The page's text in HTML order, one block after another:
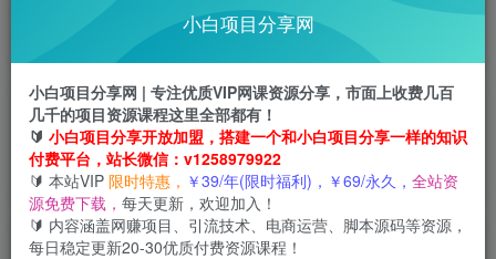
小说推文最新干货分享，AI推文进阶课，万能控图技术
会员免费 云币 3 网络项目
小白项目 928
小说推文最新干货分享，现言剧情混剪玩法实操
小白项目分享网
小白项目分享网 | 专注优质VIP网课资源分享，市面上收费几百
几千的项目资源课程这里全部都有！
🔰 小白项目分享开放加盟，搭建一个和小白项目分享一样的知识
付费平台，站长微信：v1258979922
🔰 本站VIP 限时特惠， ￥39/年(限时福利)，￥69/永久， 全站资
源免费下载， 每天更新，欢迎加入！
🔰 内容涵盖网赚项目、引流技术、电商运营、脚本源码等资源，
每日稳定更新20-30优质付费资源课程！